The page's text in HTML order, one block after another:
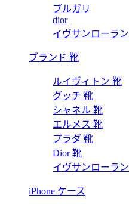
ブルガリ
dior
イヴサンローラン
ブランド 靴
ルイヴィトン 靴
グッチ 靴
シャネル 靴
エルメス 靴
プラダ 靴
Dior 靴
イヴサンローラン
iPhone ケース